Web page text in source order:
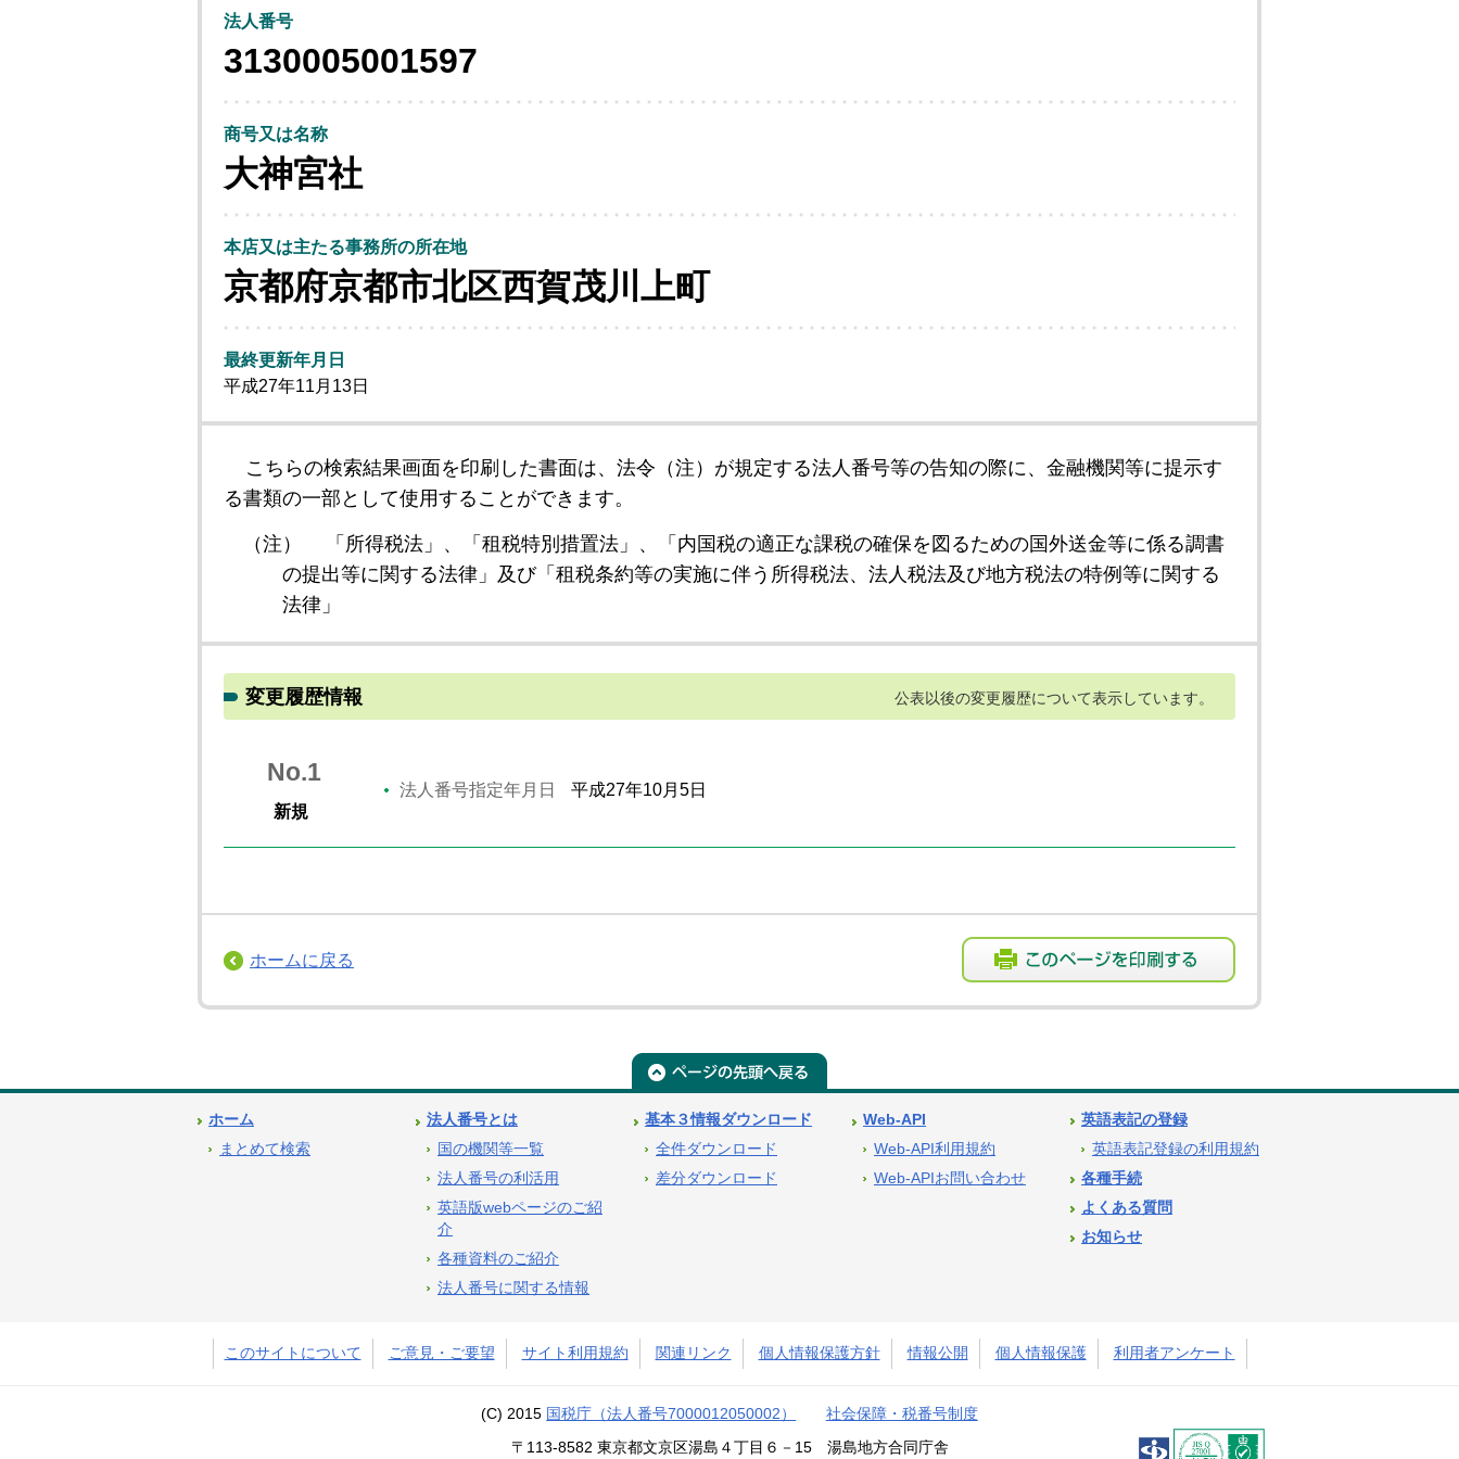
法人番号
3130005001597
商号又は名称
大神宮社
本店又は主たる事務所の所在地
京都府京都市北区西賀茂川上町
最終更新年月日
平成27年11月13日
こちらの検索結果画面を印刷した書面は、法令（注）が規定する法人番号等の告知の際に、金融機関等に提示す
る書類の一部として使用することができます。
（注）
「所得税法」、「租税特別措置法」、「内国税の適正な課税の確保を図るための国外送金等に係る調書
の提出等に関する法律」及び「租税条約等の実施に伴う所得税法、法人税法及び地方税法の特例等に関する
法律」
変更履歴情報 公表以後の変更履歴について表示しています。
No.1
新規
法人番号指定年月日 平成27年10月5日
ホームに戻る
ホーム
まとめて検索
法人番号とは
国の機関等一覧
法人番号の利活用
英語版webページのご紹
介
各種資料のご紹介
法人番号に関する情報
基本３情報ダウンロード
全件ダウンロード
差分ダウンロード
Web-API
Web-API利用規約
Web-APIお問い合わせ
英語表記の登録
英語表記登録の利用規約
各種手続
よくある質問
お知らせ
このサイトについて ご意見・ご要望 サイト利用規約 関連リンク 個人情報保護方針 情報公開 個人情報保護 利用者アンケート
(C) 2015 国税庁（法人番号7000012050002） 社会保障・税番号制度
〒113-8582 東京都文京区湯島４丁目６－15 湯島地方合同庁舎